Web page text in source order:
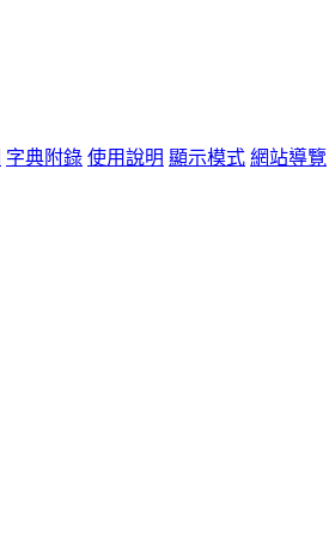
字典附錄 使用說明 顯示模式 網站導覽